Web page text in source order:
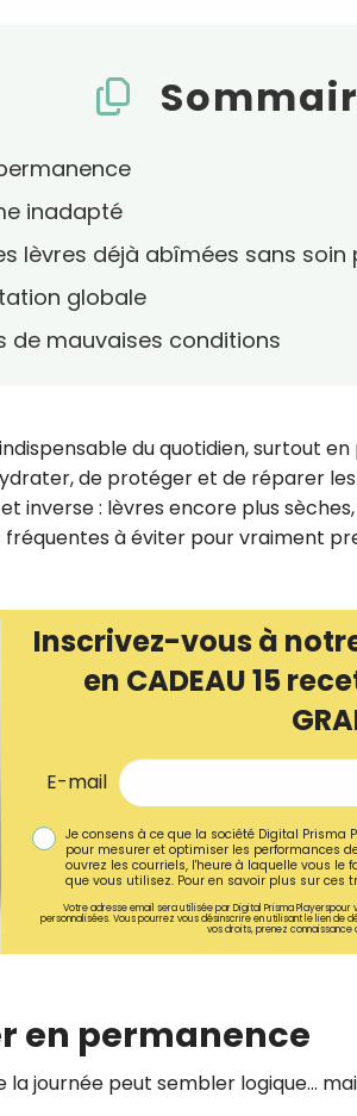
inadapté
lèvres déjà abîmées sans soin
globale
de mauvaises conditions
du quotidien, surtout
de protéger et de réparer
inverse : lèvres encore plus
fréquentes à éviter pour vraiment
Inscrivez-vous à
en CADEAU 15
E-mail
Je consens à ce que la société Digital Prisma
pour mesurer et optimiser les performances
ouvrez les courriels, l'heure à laquelle vous
que vous utilisez. Pour en savoir plus sur ces
Votre adresse email sera utilisée par Digital Prisma
personnalisées. Vous pourrez vous désinscrire en utilisant le lien de
vos droits, prenez
en permanence
journée peut sembler logique…